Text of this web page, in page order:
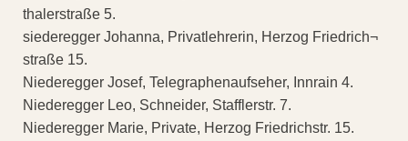
thalerstraße 5.
siederegger Johanna, Privatlehrerin, Herzog Friedrich¬
straße 15.
Niederegger Josef, Telegraphenaufseher, Innrain 4.
Niederegger Leo, Schneider, Stafflerstr. 7.
Niederegger Marie, Private, Herzog Friedrichstr. 15.